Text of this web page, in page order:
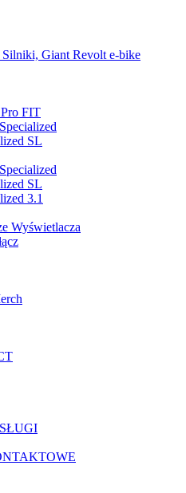
Silniki, Giant Revolt e-bike
FIT
SL
SL
3.1
Wyświetlacza